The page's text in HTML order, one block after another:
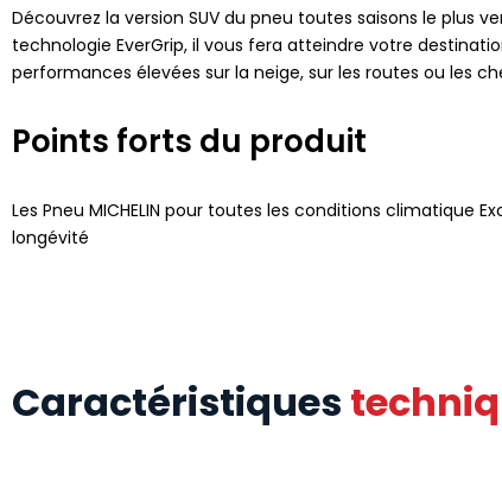
Découvrez la version SUV du pneu toutes saisons le plus
technologie EverGrip, il vous fera atteindre votre
performances élevées sur la neige, sur les routes ou les
Points forts du produit
Les Pneu MICHELIN pour toutes les conditions
longévité
Caractéristiques